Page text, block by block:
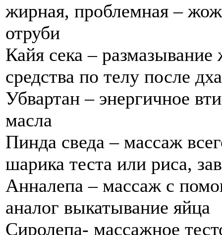
жирная, проблемная –
отруби
Кайя сека – размазывание
средства по телу после
Убвартан – энергичное
масла
Пинда сведа – массаж
шарика теста или риса,
Анналепа – массаж с
аналог выкатывание яйца
Сиролепа- массажное